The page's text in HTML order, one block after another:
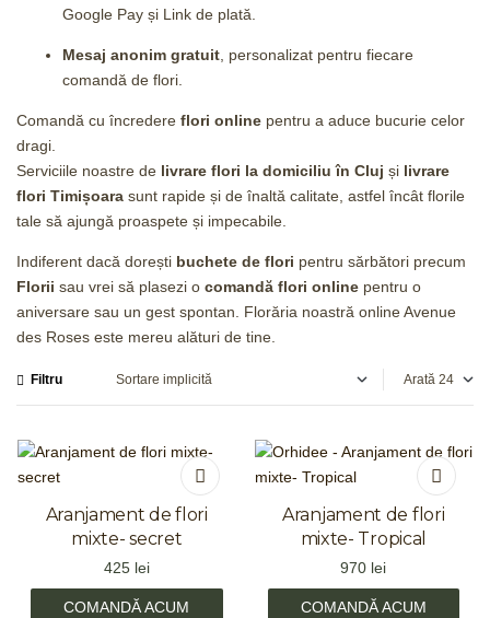
Google Pay și Link de plată.
Mesaj anonim gratuit, personalizat pentru fiecare
comandă de flori.
Comandă cu încredere flori online pentru a aduce bucurie celor
dragi.
Serviciile noastre de livrare flori la domiciliu în Cluj și livrare
flori Timișoara sunt rapide și de înaltă calitate, astfel încât florile
tale să ajungă proaspete și impecabile.
Indiferent dacă dorești buchete de flori pentru sărbători precum
Florii sau vrei să plasezi o comandă flori online pentru o
aniversare sau un gest spontan. Florăria noastră online Avenue
des Roses este mereu alături de tine.
Filtru Arată
Aranjament de flori
mixte- secret
425 lei
COMANDĂ ACUM
Aranjament de flori
mixte- Tropical
970 lei
COMANDĂ ACUM